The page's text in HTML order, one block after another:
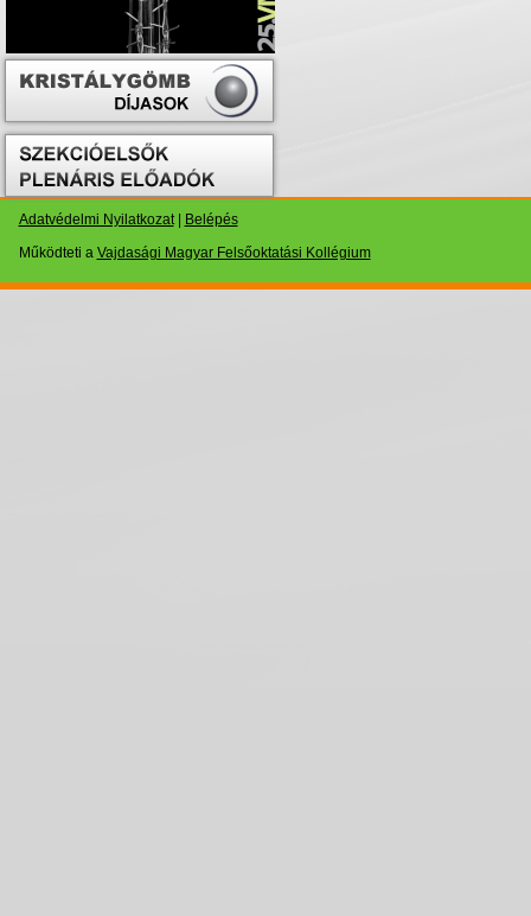
Adatvédelmi Nyilatkozat|
Belépés
Működteti a Vajdasági Magyar Felsőoktatási Kollégium